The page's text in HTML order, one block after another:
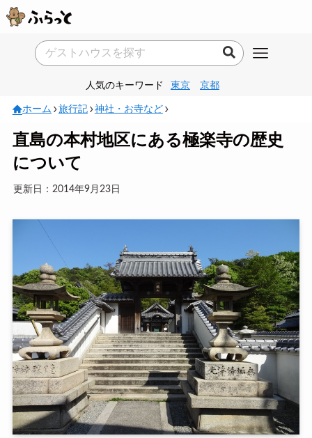
人気のキーワード 東京 京都
ホーム 旅行記 神社・お寺など
直島の本村地区にある極楽寺の歴史
について
更新日：2014年9月23日